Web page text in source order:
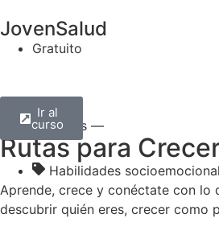
JovenSalud
Gratuito
Ir al
curso
— Todos —
Rutas para
Habilidades
Aprende, crece y conéctate con lo
descubrir quién eres, crecer como